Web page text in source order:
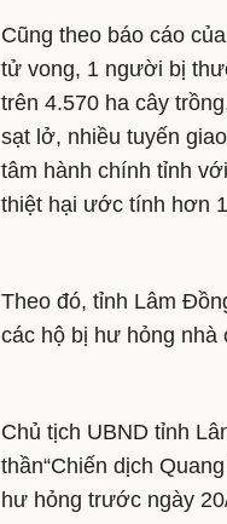
Cũng theo báo cáo
tử vong, 1 người bị
trên 4.570 ha cây
sạt lở, nhiều tuyến
tâm hành chính tỉnh
thiệt hại ước tính hơn
Theo đó, tỉnh Lâm
các hộ bị hư hỏng
Chủ tịch UBND tỉnh
thần“Chiến dịch
hư hỏng trước ngày